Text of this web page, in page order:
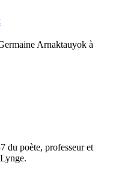
Arnaktauyok à
du poète, professeur et